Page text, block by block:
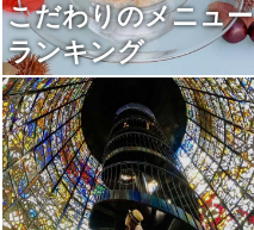
こだわりのメニュー
ランキング